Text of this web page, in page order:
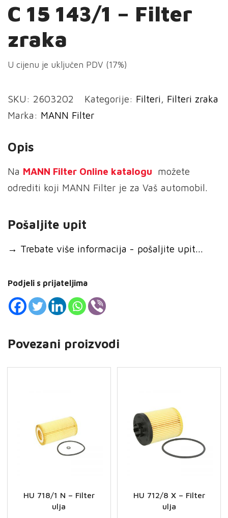
C 15 143/1 – Filter
zraka
U cijenu je uključen PDV (17%)
SKU: 2603202 Kategorije: Filteri, Filteri zraka
Marka: MANN Filter
Opis
Na MANN Filter Online katalogu možete
odrediti koji MANN Filter je za Vaš automobil.
Pošaljite upit
→ Trebate više informacija - pošaljite upit...
Podjeli s prijateljima
Povezani proizvodi
HU 718/1 N – Filter
ulja
HU 712/8 X – Filter
ulja